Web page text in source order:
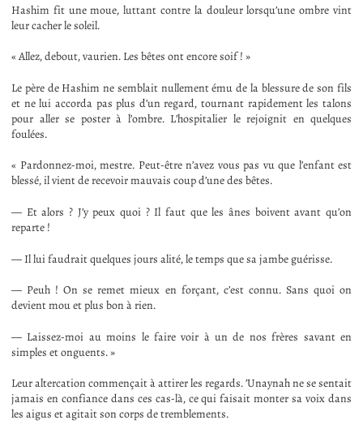
Hashim fit une moue, luttant contre la douleur lorsqu’une ombre vint
leur cacher le soleil.
« Allez, debout, vaurien. Les bêtes ont encore soif ! »
Le père de Hashim ne semblait nullement ému de la blessure de son fils
et ne lui accorda pas plus d’un regard, tournant rapidement les talons
pour aller se poster à l’ombre. L’hospitalier le rejoignit en quelques
foulées.
« Pardonnez-moi, mestre. Peut-être n’avez vous pas vu que l’enfant est
blessé, il vient de recevoir mauvais coup d’une des bêtes.
— Et alors ? J’y peux quoi ? Il faut que les ânes boivent avant qu’on
reparte !
— Il lui faudrait quelques jours alité, le temps que sa jambe guérisse.
— Peuh ! On se remet mieux en forçant, c’est connu. Sans quoi on
devient mou et plus bon à rien.
— Laissez-moi au moins le faire voir à un de nos frères savant en
simples et onguents. »
Leur altercation commençait à attirer les regards. ’Unaynah ne se sentait
jamais en confiance dans ces cas-là, ce qui faisait monter sa voix dans
les aigus et agitait son corps de tremblements.